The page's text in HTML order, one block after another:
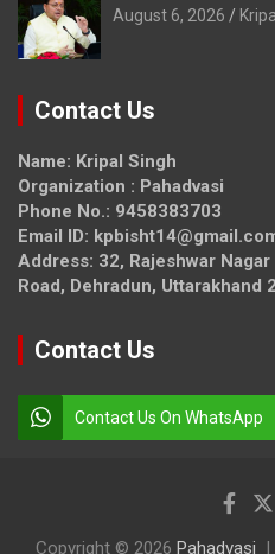
August 6, 2026
Contact Us
Name: Kripal Singh
Organization : Pahadvasi
Phone No.: 9458383703
Email ID:
Address: 32, Rajeshwar
Road, Dehradun, Uttarakhand
Contact Us
Contact Us On WhatsApp
Copyright © 2026 Pahadvasi